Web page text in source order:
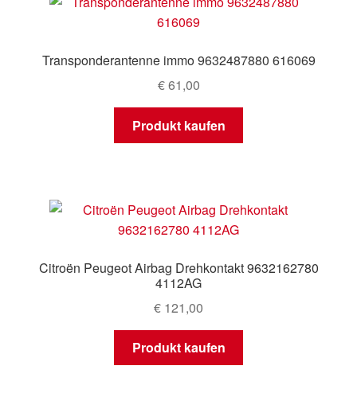
Transponderantenne immo 9632487880 616069
€61,00
Produkt kaufen
Citroën Peugeot Airbag Drehkontakt 9632162780
4112AG
€ 121,00
Produkt kaufen